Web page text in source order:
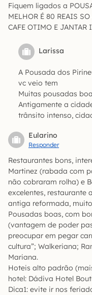
Fiquem ligados a
MELHOR É 80 REAIS
CAFE OTIMO E JANTAR
Larissa
A Pousada dos
vc veio tem
Muitas pousadas
Antigamente a
trânsito intenso,
Eularino
Responder
Restaurantes bons,
Martinez (rabada com
não cobraram rolha) e
excelentes, restaurante
antiga reformada,
Pousadas boas, com
(vantagem de poder
preocupar em pegar
cultura”; Walkeriana;
Mariana.
Hoteis alto padrão
hotel: Dádiva Hotel
Dica1: evite ir nos